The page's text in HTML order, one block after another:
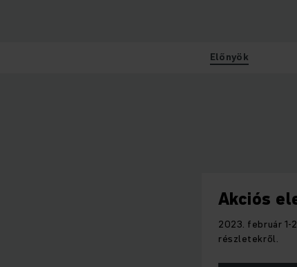
Előnyök
Akciós
2023. február
részletekről.